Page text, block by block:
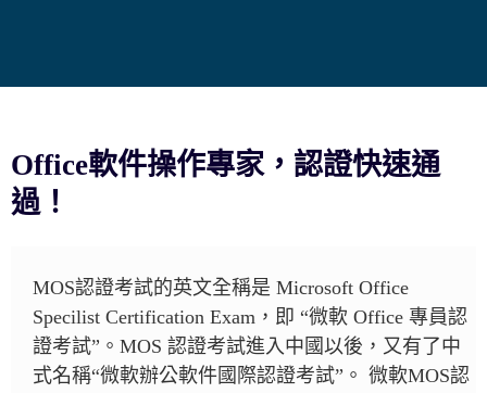
Office軟件操作專家，認證快速通
過！
MOS認證考試的英文全稱是 Microsoft Office
Specilist Certification Exam，即 “微軟 Office 專員認
證考試”。MOS 認證考試進入中國以後，又有了中
式名稱“微軟辦公軟件國際認證考試”。 微軟MOS認